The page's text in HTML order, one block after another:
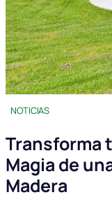
NOTICIAS
Transforma
Magia de
Madera